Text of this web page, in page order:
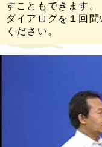
すこともできます。
ダイアログを１回
ください。